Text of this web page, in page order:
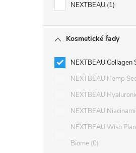
NEXTBEAU 1
Kosmetické řady
NEXTBEAU Collagen
NEXTBEAU Hemp
NEXTBEAU
NEXTBEAU
NEXTBEAU Wish
Biome 0